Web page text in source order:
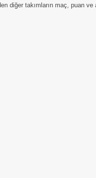
diğer takımların maç, puan